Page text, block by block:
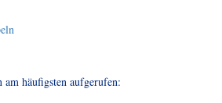
häufigsten aufgerufen: